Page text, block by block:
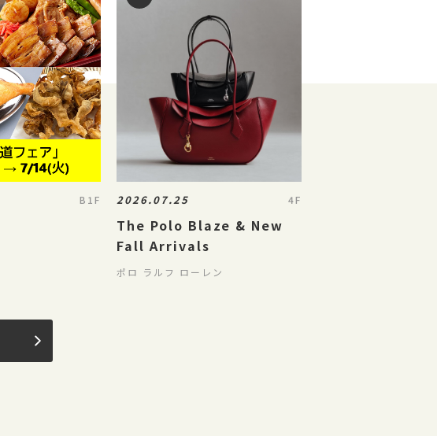
B1F 2026.07.25 4F
The Polo Blaze & New
Fall Arrivals
ポロ ラルフ ローレン